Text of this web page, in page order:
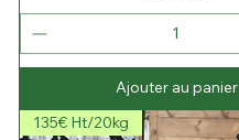
Ajouter au panier
135€ Ht/20kg